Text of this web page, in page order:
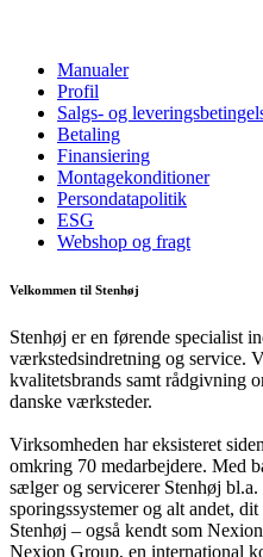
Manualer
Profil
Salgs- og
Betaling
Finansiering
Montagekonditioner
Persondatapolitik
ESG
Webshop og fragt
Velkommen til Stenhøj
Stenhøj er en førende specialist
værkstedsindretning og service.
kvalitetsbrands samt rådgivning
danske værksteder.
Virksomheden har eksisteret
omkring 70 medarbejdere. Med
sælger og servicerer Stenhøj
sporingssystemer og alt andet,
Stenhøj – også kendt som
Nexion Group, en international